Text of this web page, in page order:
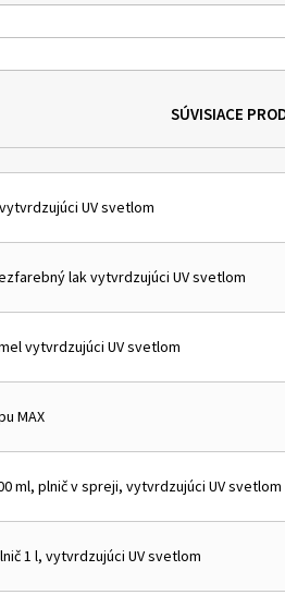
SÚVISIACE
vytvrdzujúci UV svetlom
lak vytvrdzujúci UV svetlom
vytvrdzujúci UV svetlom
MAX
ml, plnič v spreji, vytvrdzujúci UV svetlom
1 l, vytvrdzujúci UV svetlom